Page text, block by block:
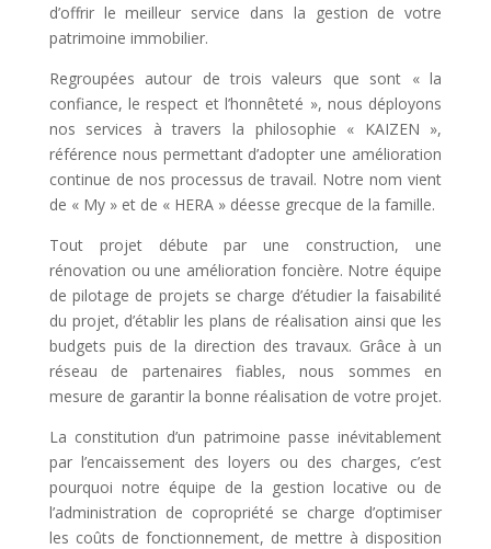
d’offrir le meilleur service dans la gestion de votre
patrimoine immobilier.
Regroupées autour de trois valeurs que sont « la
confiance, le respect et l’honnêteté », nous déployons
nos services à travers la philosophie « KAIZEN »,
référence nous permettant d’adopter une amélioration
continue de nos processus de travail. Notre nom vient
de « My » et de « HERA » déesse grecque de la famille.
Tout projet débute par une construction, une
rénovation ou une amélioration foncière. Notre équipe
de pilotage de projets se charge d’étudier la faisabilité
du projet, d’établir les plans de réalisation ainsi que les
budgets puis de la direction des travaux. Grâce à un
réseau de partenaires fiables, nous sommes en
mesure de garantir la bonne réalisation de votre projet.
La constitution d’un patrimoine passe inévitablement
par l’encaissement des loyers ou des charges, c’est
pourquoi notre équipe de la gestion locative ou de
l’administration de copropriété se charge d’optimiser
les coûts de fonctionnement, de mettre à disposition